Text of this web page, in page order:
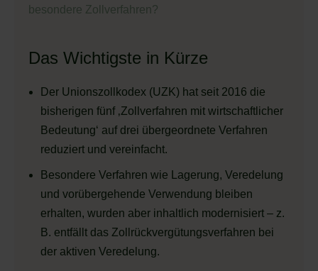
besondere Zollverfahren?
Das Wichtigste in Kürze
Der Unionszollkodex (UZK) hat seit 2016 die
bisherigen fünf ‚Zollverfahren mit wirtschaftlicher
Bedeutung‘ auf drei übergeordnete Verfahren
reduziert und vereinfacht.
Besondere Verfahren wie Lagerung, Veredelung
und vorübergehende Verwendung bleiben
erhalten, wurden aber inhaltlich modernisiert – z.
B. entfällt das Zollrückvergütungsverfahren bei
der aktiven Veredelung.